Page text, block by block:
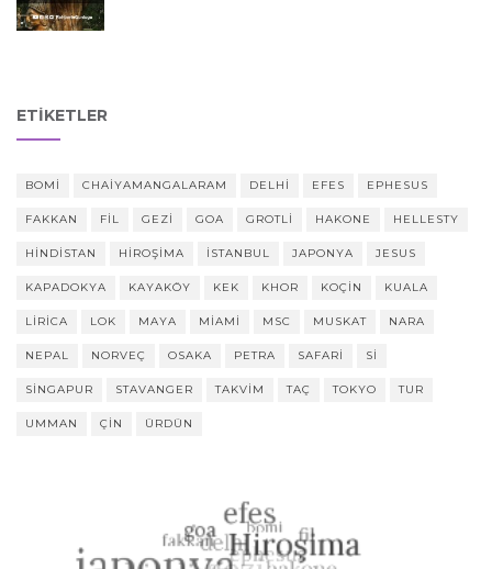
ETIKETLER
BOMI CHAIYAMANGALARAM DELHI EFES EPHESUS
FAKKAN FIL GEZI GOA GROTLI HAKONE HELLESTY
HINDISTAN HIROŞIMA ISTANBUL JAPONYA JESUS
KAPADOKYA KAYAKÖY KEK KHOR KOÇIN KUALA
LIRICA LOK MAYA MIAMI MSC MUSKAT NARA
NEPAL NORVEÇ OSAKA PETRA SAFARI SI
SINGAPUR STAVANGER TAKVIM TAÇ TOKYO TUR
UMMAN ÇIN ÜRDÜN